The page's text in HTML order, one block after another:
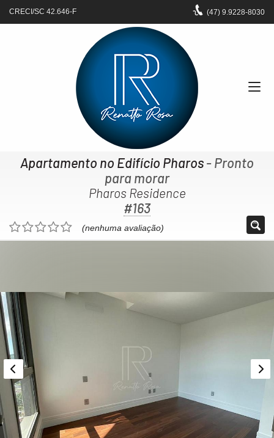
CRECI/SC 42.646-F (47) 9.9228-8030
Apartamento no Edifício Pharos- Pronto
para morar
Pharos Residence
#163
(nenhuma avaliação)